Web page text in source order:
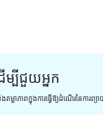
ម្បី​ជួយ​អ្នក
លាភាពក្នុងការធ្វើឱ្យដំណើរនៃ